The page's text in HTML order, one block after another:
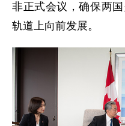
非正式会议，确保两
轨道上向前发展。